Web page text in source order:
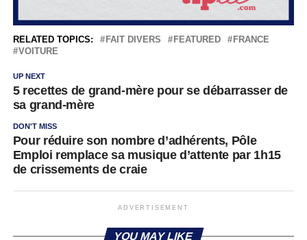
RELATED TOPICS: FAIT DIVERS FEATURED
FRANCE
VOITURE
UP NEXT
5 recettes de grand-mère pour se débarrasser de
sa grand-mère
DON'T MISS
Pour réduire son nombre d’adhérents, Pôle
Emploi remplace sa musique d’attente par 1h15
de crissements de craie
ADVERTISEMENT
YOU MAY LIKE